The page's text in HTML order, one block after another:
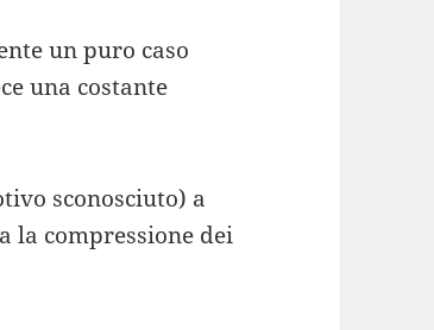
un puro caso
una costante
sconosciuto) a
la compressione dei